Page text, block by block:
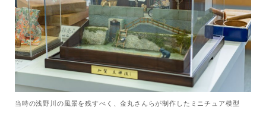
当時の浅野川の風景を残すべく、金丸さんらが制作したミニチュア模型